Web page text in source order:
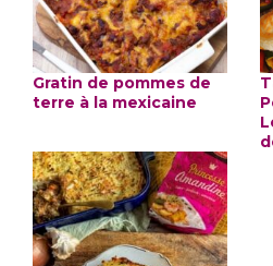
Gratin de pommes de
terre à la mexicaine